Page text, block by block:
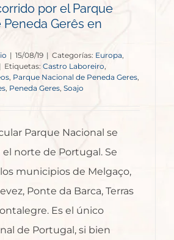
por el Parque
Peneda Gerês en
| 15/08/19 | Categorías: Europa,
| Etiquetas: Castro Laboreiro,
, Parque Nacional de Peneda Geres
Peneda Geres, Soajo
Parque Nacional se
norte de Portugal. Se
municipios de Melgaço,
Ponte da Barca, Terras
Es el único
de Portugal, si bien